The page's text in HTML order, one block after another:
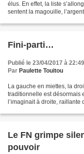
élus. En effet, la liste
sentent la magouille,
Fini-parti…
Publié le 23/04/2017 à 22:49
Par Paulette Touitou
La gauche en miettes, la
traditionnelle est désormais
l’imaginait à droite,
Le FN grimpe
pouvoir